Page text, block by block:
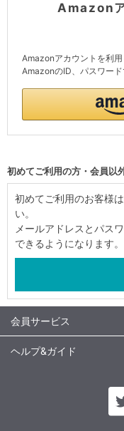
Amazon
Amazonアカウントを利用
AmazonのID、パスワード
初めてご利用の方・会員以
初めてご利用のお客様
い。
メールアドレスとパス
できるようになります。
会員サービス
ヘルプ&ガイド